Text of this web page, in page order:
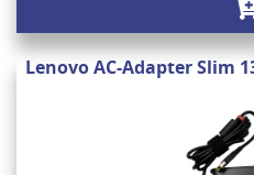
Lenovo AC-Adapter Slim